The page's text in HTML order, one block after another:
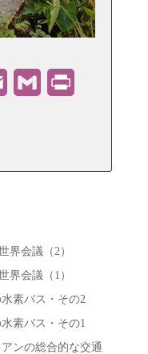
Email Gmail
界会議（2）
界会議（1）
素バス・その2
素バス・その1
ンの総合的な交通